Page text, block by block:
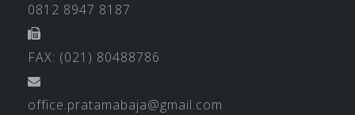
0812 8947 8187
FAX: (021) 80488786
office.pratamabaja@gmail.com